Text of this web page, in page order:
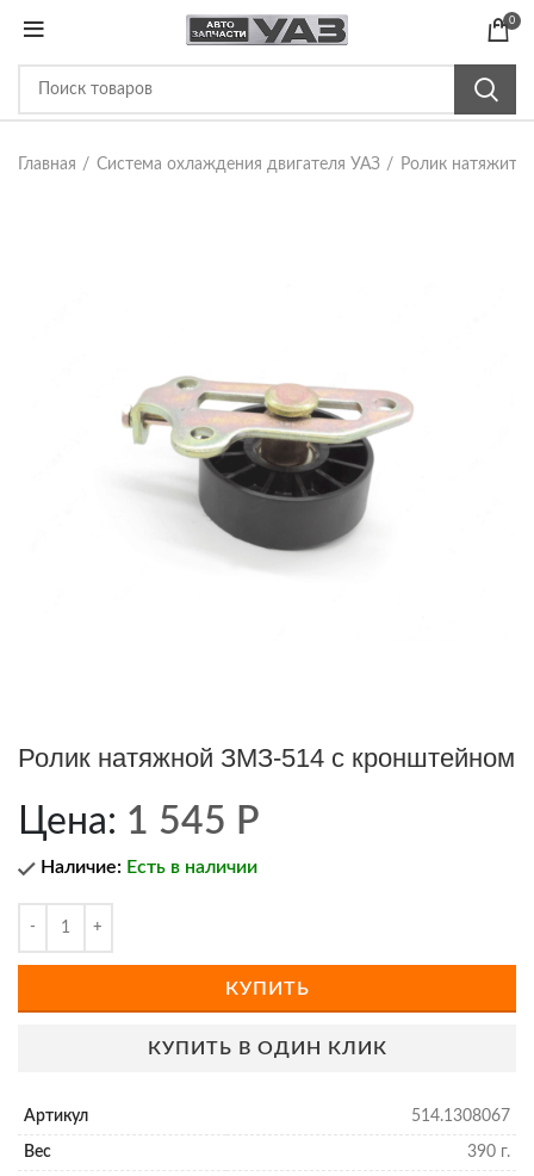
0
Главная Система охлаждения двигателя УАЗ Ролик
Ролик натяжной ЗМЗ-514 с кронштейном
Цена: 1 545 Р
Наличие: Есть в наличии
КУПИТЬ
КУПИТЬ В ОДИН КЛИК
Артикул 514.1308067
Вес 390 г.